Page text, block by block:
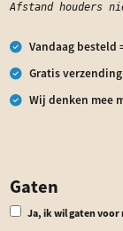
Afstand houders
Gaten
Ja, ik wil gaten
Vandaag besteld
Gratis
Wij denken mee